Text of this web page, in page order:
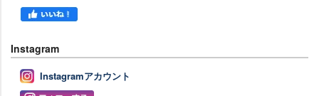
Instagram
Instagramアカウント